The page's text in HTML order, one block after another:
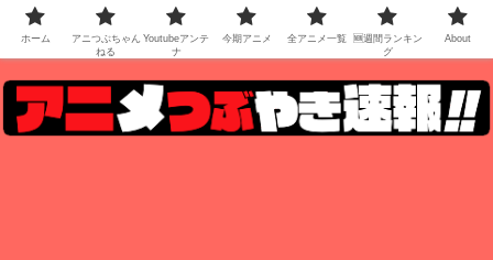
ホーム
アニつぶちゃん
ねる
Youtubeアンテ
ナ
今期アニメ 全アニメ一覧
🆕週間ランキン
グ
About